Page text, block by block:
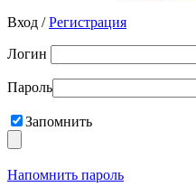
Вход /Регистрация
Логин
Пароль
Запомнить
Напомнить пароль